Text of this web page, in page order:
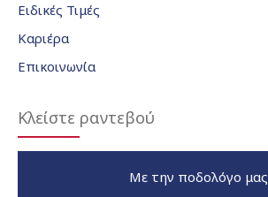
Ειδικές Τιμές
Καριέρα
Επικοινωνία
Κλείστε ραντεβού
Με την ποδολόγο μας